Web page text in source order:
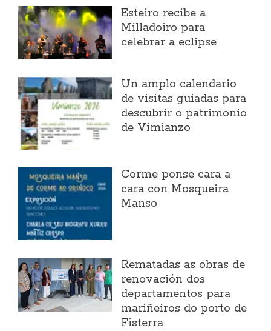
Esteiro recibe a
Milladoiro para
celebrar a eclipse
Un amplo calendario
de visitas guiadas para
descubrir o patrimonio
de Vimianzo
Corme ponse cara a
cara con Mosqueira
Manso
Rematadas as obras de
renovación dos
departamentos para
mariñeiros do porto de
Fisterra